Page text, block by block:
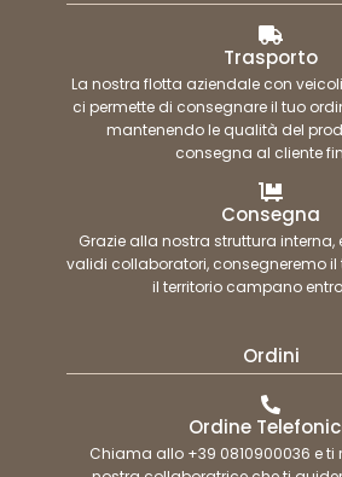
Trasporto
La nostra flotta aziendale con
ci permette di consegnare il tuo
mantenendo le qualità del
consegna al cliente
Consegna
Grazie alla nostra struttura
validi collaboratori, consegneremo il
il territorio campano
Ordini
Ordine
Chiama allo +39 0810900036 e ti